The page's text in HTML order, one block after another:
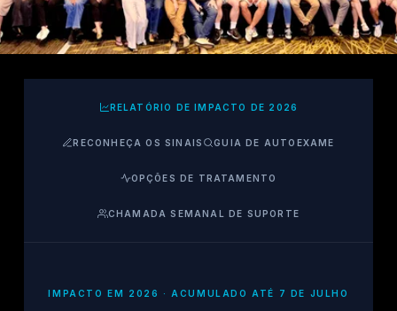
RELATÓRIO DE IMPACTO DE 2026
RECONHEÇA OS SINAIS GUIA DE AUTOEXAME
OPÇÕES DE TRATAMENTO
CHAMADA SEMANAL DE SUPORTE
IMPACTO EM 2026 · ACUMULADO ATÉ 7 DE JULHO